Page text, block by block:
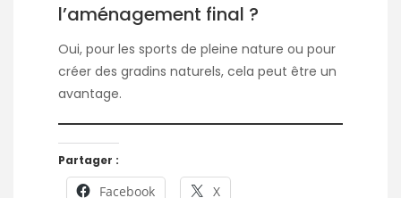
l’aménagement final ?
Oui, pour les sports de pleine nature ou pour
créer des gradins naturels, cela peut être un
avantage.
Partager :
Facebook X